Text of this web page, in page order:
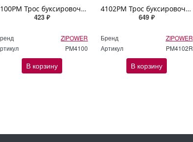
4100PM Трос буксировочный ленточный, 4 м*50мм, 3 т ZIPOWER Tow rope
423 ₽
ZIPOWER
PM4100
В корзину
4102PM Трос буксировочный ленточный, 4 м*50мм, 5 т ZIPOWER Tow rope
649 ₽
Бренд
ZIPOWER
Артикул
PM4102R
В корзину